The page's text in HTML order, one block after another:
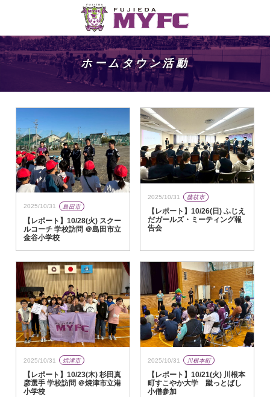
ホームタウン活動
2025/10/31 島田市
【レポート】10/28(火) スクー
ルコーチ 学校訪問 ＠島田市立
金谷小学校
2025/10/31 藤枝市
【レポート】10/26(日) ふじえ
だガールズ・ミーティング報
告会
2025/10/31 焼津市
【レポート】10/23(木) 杉田真
彦選手 学校訪問 ＠焼津市立港
小学校
2025/10/31 川根本町
【レポート】10/21(火) 川根本
町すこやか大学 蹴っとばし
小僧参加